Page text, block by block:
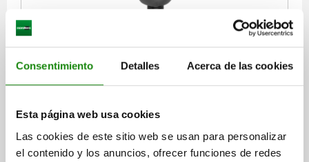
Consentimiento Detalles Acerca de las cookies
Esta página web usa cookies
Las cookies de este sitio web se usan para personalizar
el contenido y los anuncios, ofrecer funciones de redes
PERNO DE BLOQUEO CON EMPUÑADURA EN
ESTRELL TA.2 D2=50, M12X1,5, L=57,8, L1=17, D=6,
LONGITUD DE LA ROSCA=17 ROSCA=M12X1,5
COLOR CUBIERTA =GRIS CLARO RAL 7035
DIÁMETRO EXTERIOR=50 D3=22,2 D4=28,2 H1=17,8
H2=11,5